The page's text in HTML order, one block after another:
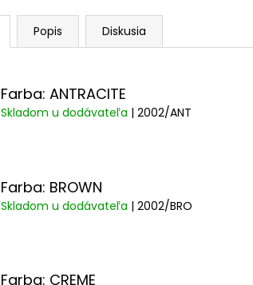
Popis Diskusia
Farba: ANTRACITE
Skladom u dodávateľa | 2002/ANT
Farba: BROWN
Skladom u dodávateľa | 2002/BRO
Farba: CREME